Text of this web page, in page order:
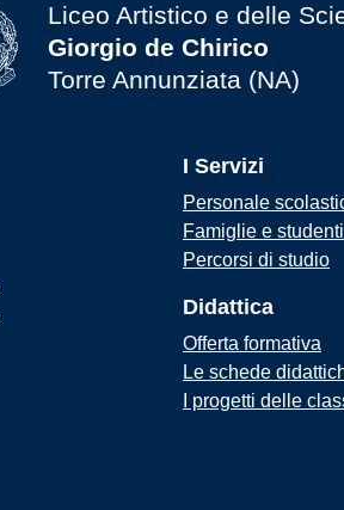
Liceo Artistico e delle
Giorgio de Chirico
Torre Annunziata (NA)
I Servizi
Personale
Famiglie e studenti
Percorsi di studio
Didattica
Offerta formativa
Le schede
I progetti delle